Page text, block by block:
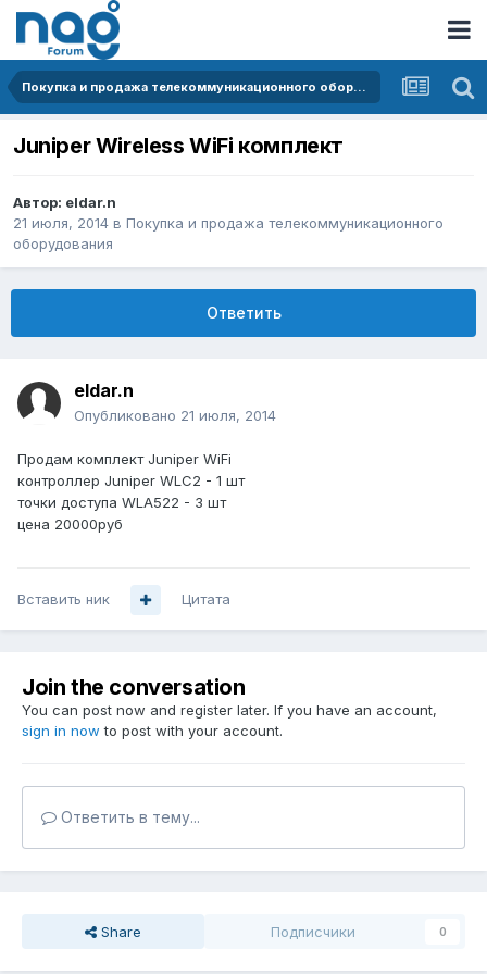
Покупка и продажа телекоммуникационного оборудования
Juniper Wireless WiFi комплект
Автор: eldar.n
21 июля, 2014 в Покупка и продажа телекоммуникационного
оборудования
Ответить
eldar.n
Опубликовано 21 июля, 2014
Продам комплект Juniper WiFi
контроллер Juniper WLC2 - 1 шт
точки доступа WLA522 - 3 шт
цена 20000руб
Вставить ник Цитата
Join the conversation
You can post now and register later. If you have an account,
sign in now to post with your account.
Ответить в тему...
Share Подписчики 0